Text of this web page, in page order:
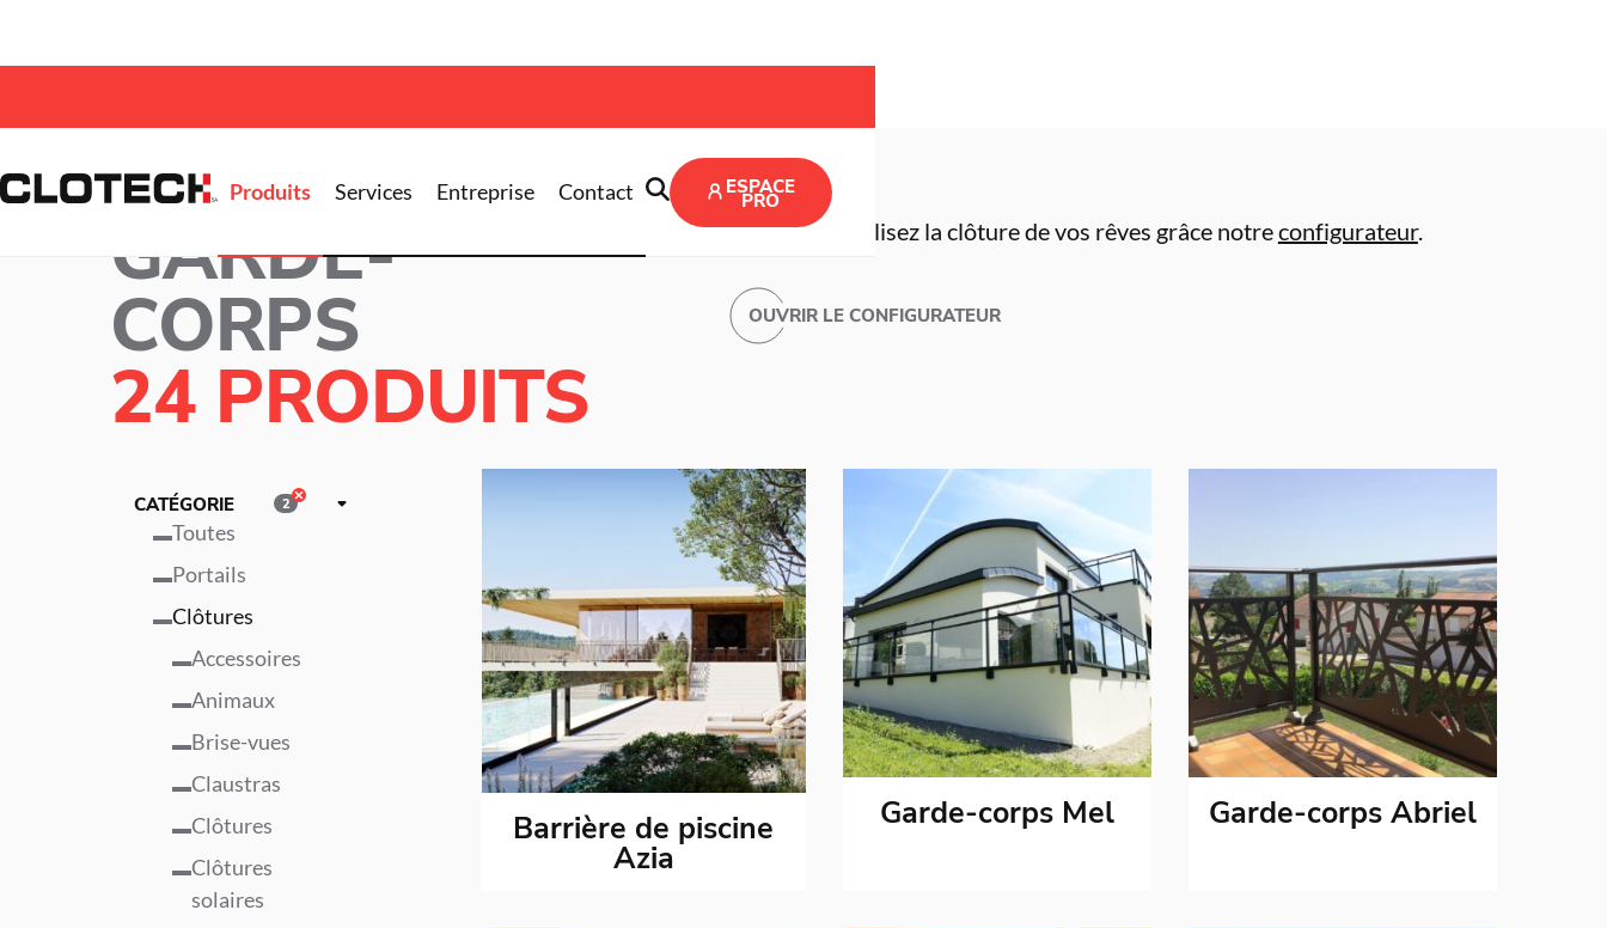
Produits Services Entreprise Contact ESPACE
PRO
GARDE-
CORPS
24 PRODUITS
Créez et visualisez la clôture de vos rêves grâce notreconfigurateur.
OUVRIR LE CONFIGURATEUR
CATÉGORIE 2
Toutes
Portails
Clôtures
Accessoires
Animaux
Brise-vues
Claustras
Clôtures
Clôtures
solaires
Barrière de piscine
Azia
Garde-corps Mel Garde-corps Abriel